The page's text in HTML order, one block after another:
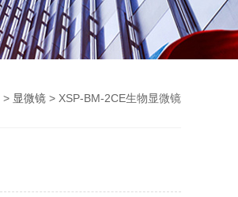
> 显微镜 > XSP-BM-2CE生物显微镜